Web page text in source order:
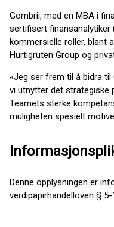
Gombrii, med en MBA i
sertifisert finansanalytiker
kommersielle roller, blant
Hurtigruten Group og
«Jeg ser frem til å bidra
vi utnytter det strategiske
Teamets sterke
muligheten spesielt
Denne opplysningen er
verdipapirhandelloven § 5-